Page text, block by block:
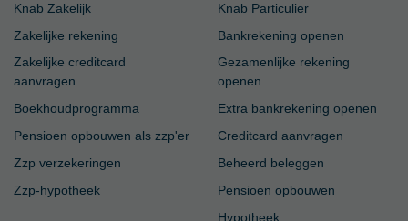
Knab Zakelijk
Zakelijke rekening
Zakelijke creditcard
aanvragen
Boekhoudprogramma
Pensioen opbouwen als zzp'er
Zzp verzekeringen
Zzp-hypotheek
Knab Particulier
Bankrekening openen
Gezamenlijke rekening
openen
Extra bankrekening openen
Creditcard aanvragen
Beheerd beleggen
Pensioen opbouwen
Hypotheek